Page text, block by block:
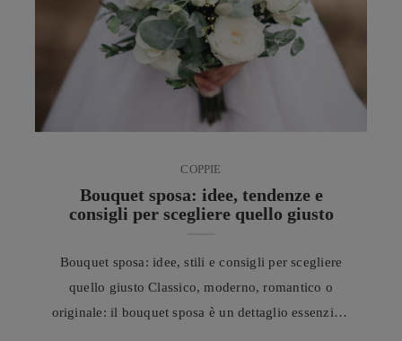
COPPIE
Bouquet sposa: idee, tendenze e
consigli per scegliere quello giusto
Bouquet sposa: idee, stili e consigli per scegliere
quello giusto Classico, moderno, romantico o
originale: il bouquet sposa è un dettaglio essenziale